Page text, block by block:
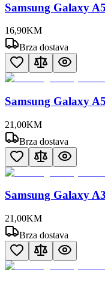
Samsung Galaxy
16,90KM
Brza dostava
Samsung Galaxy
21 ,00KM
Brza dostava
Samsung Galaxy
21 ,00KM
Brza dostava